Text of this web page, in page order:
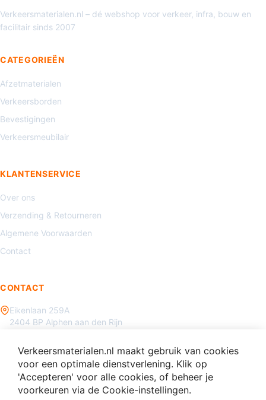
Verkeersmaterialen.nl – dé webshop voor verkeer, infra, bouw en
facilitair sinds 2007
CATEGORIEËN
Afzetmaterialen
Verkeersborden
Bevestigingen
Verkeersmeubilair
KLANTENSERVICE
Over ons
Verzending & Retourneren
Algemene Voorwaarden
Contact
CONTACT
Eikenlaan 259A
2404 BP Alphen aan den Rijn
info@verkeersmaterialen.nl
Verkeersmaterialen.nl maakt gebruik van cookies
voor een optimale dienstverlening. Klik op
'Accepteren' voor alle cookies, of beheer je
voorkeuren via de Cookie-instellingen.